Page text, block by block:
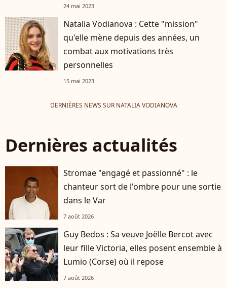
24 mai 2023
Natalia Vodianova : Cette "mission"
qu'elle mène depuis des années, un
combat aux motivations très
personnelles
15 mai 2023
DERNIÈRES NEWS SUR NATALIA VODIANOVA
Dernières actualités
Stromae "engagé et passionné" : le
chanteur sort de l'ombre pour une sortie
dans le Var
7 août 2026
Guy Bedos : Sa veuve Joëlle Bercot avec
leur fille Victoria, elles posent ensemble à
Lumio (Corse) où il repose
7 août 2026